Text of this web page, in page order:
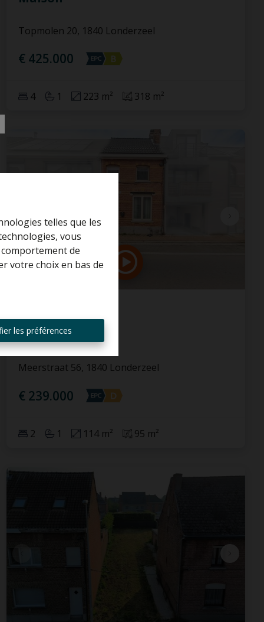
telles que les
vous
de
votre choix en bas de
les préférences
Topmolen 20, 1840 Londerzeel
€ 425.000
4 1 223 m² 318 m²
Meerstraat 56, 1840 Londerzeel
€ 239.000
2 1 114 m² 95 m²